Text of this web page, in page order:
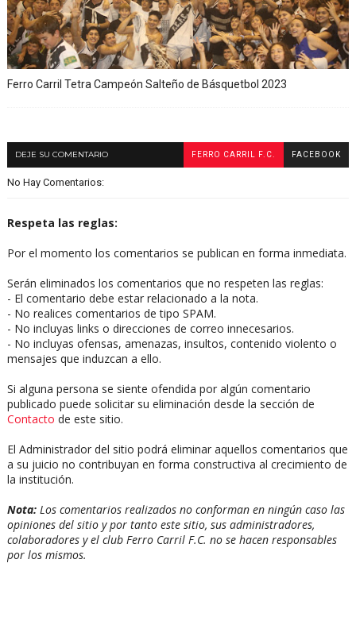
Ferro Carril Tetra Campeón Salteño de Básquetbol 2023
DEJE SU COMENTARIO FERRO CARRIL F.C. FACEBOOK
No Hay Comentarios:
Respeta las reglas:
Por el momento los comentarios se publican en forma inmediata.
Serán eliminados los comentarios que no respeten las reglas:
- El comentario debe estar relacionado a la nota.
- No realices comentarios de tipo SPAM.
- No incluyas links o direcciones de correo innecesarios.
- No incluyas ofensas, amenazas, insultos, contenido violento o
mensajes que induzcan a ello.
Si alguna persona se siente ofendida por algún comentario
publicado puede solicitar su eliminación desde la sección de
Contacto de este sitio.
El Administrador del sitio podrá eliminar aquellos comentarios que
a su juicio no contribuyan en forma constructiva al crecimiento de
la institución.
Nota:Los comentarios realizados no conforman en ningún caso las
opiniones del sitio y por tanto este sitio, sus administradores,
colaboradores y el club Ferro Carril F.C. no se hacen responsables
por los mismos.